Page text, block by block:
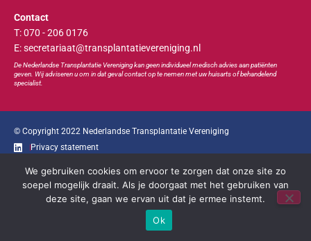
Contact
T: 070 - 206 0176
E: secretariaat@transplantatievereniging.nl
De Nederlandse Transplantatie Vereniging kan geen individueel medisch advies aan patiënten
geven. Wij adviseren u om in dat geval contact op te nemen met uw huisarts of behandelend
specialist.
© Copyright 2022 Nederlandse Transplantatie Vereniging
Privacy statement
Ga snel naar...
Educatie
We gebruiken cookies om ervoor te zorgen dat onze site zo
soepel mogelijk draait. Als je doorgaat met het gebruiken van
deze site, gaan we ervan uit dat je ermee instemt.
Ok